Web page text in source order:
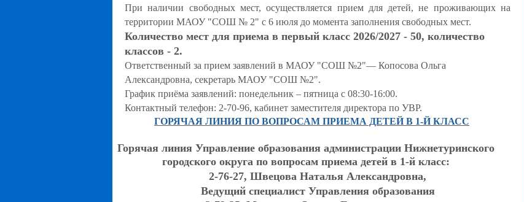
При наличии свободных мест, осуществляется прием для детей, не проживающих на
территории МАОУ "СОШ № 2" с 6 июля до момента заполнения свободных мест.
Количество мест для приема в первый класс 2026/2027 - 50, количество
классов - 2.
Ответственный за прием заявлений в МАОУ "СОШ №2"— Копосова Ольга
Александровна, секретарь МАОУ "СОШ №2".
График приёма заявлений: понедельник – пятница с 08:30-16:00.
Контактный телефон: 2-70-96, кабинет заместителя директора по УВР.
ГОРЯЧАЯ ЛИНИЯ ПО ВОПРОСАМ ПРИЕМА ДЕТЕЙ В 1-Й КЛАСС
Горячая линия Управление образования администрации Нижнетуринского
городского округа по вопросам приема детей в 1-й класс:
2-76-27, Швецова Наталья Александровна,
Ведущий специалист Управления образования